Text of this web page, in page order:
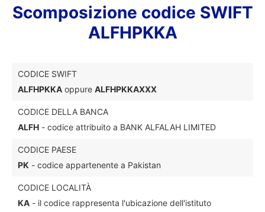
Scomposizione codice SWIFT
ALFHPKKA
CODICE SWIFT
ALFHPKKA oppure ALFHPKKAXXX
CODICE DELLA BANCA
ALFH - codice attribuito a BANK ALFALAH LIMITED
CODICE PAESE
PK - codice appartenente a Pakistan
CODICE LOCALITÀ
KA - il codice rappresenta l'ubicazione dell'istituto